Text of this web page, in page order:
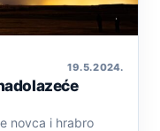
19. 5. 2024.
novca i hrabro